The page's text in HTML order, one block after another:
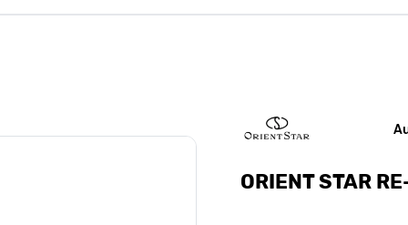
ORIENT STAR